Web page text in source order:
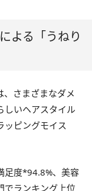
よる「うねり
さまざまなダメ
しいヘアスタイル
ッピングモイス
足度*94.8%、美容
でランキング上位